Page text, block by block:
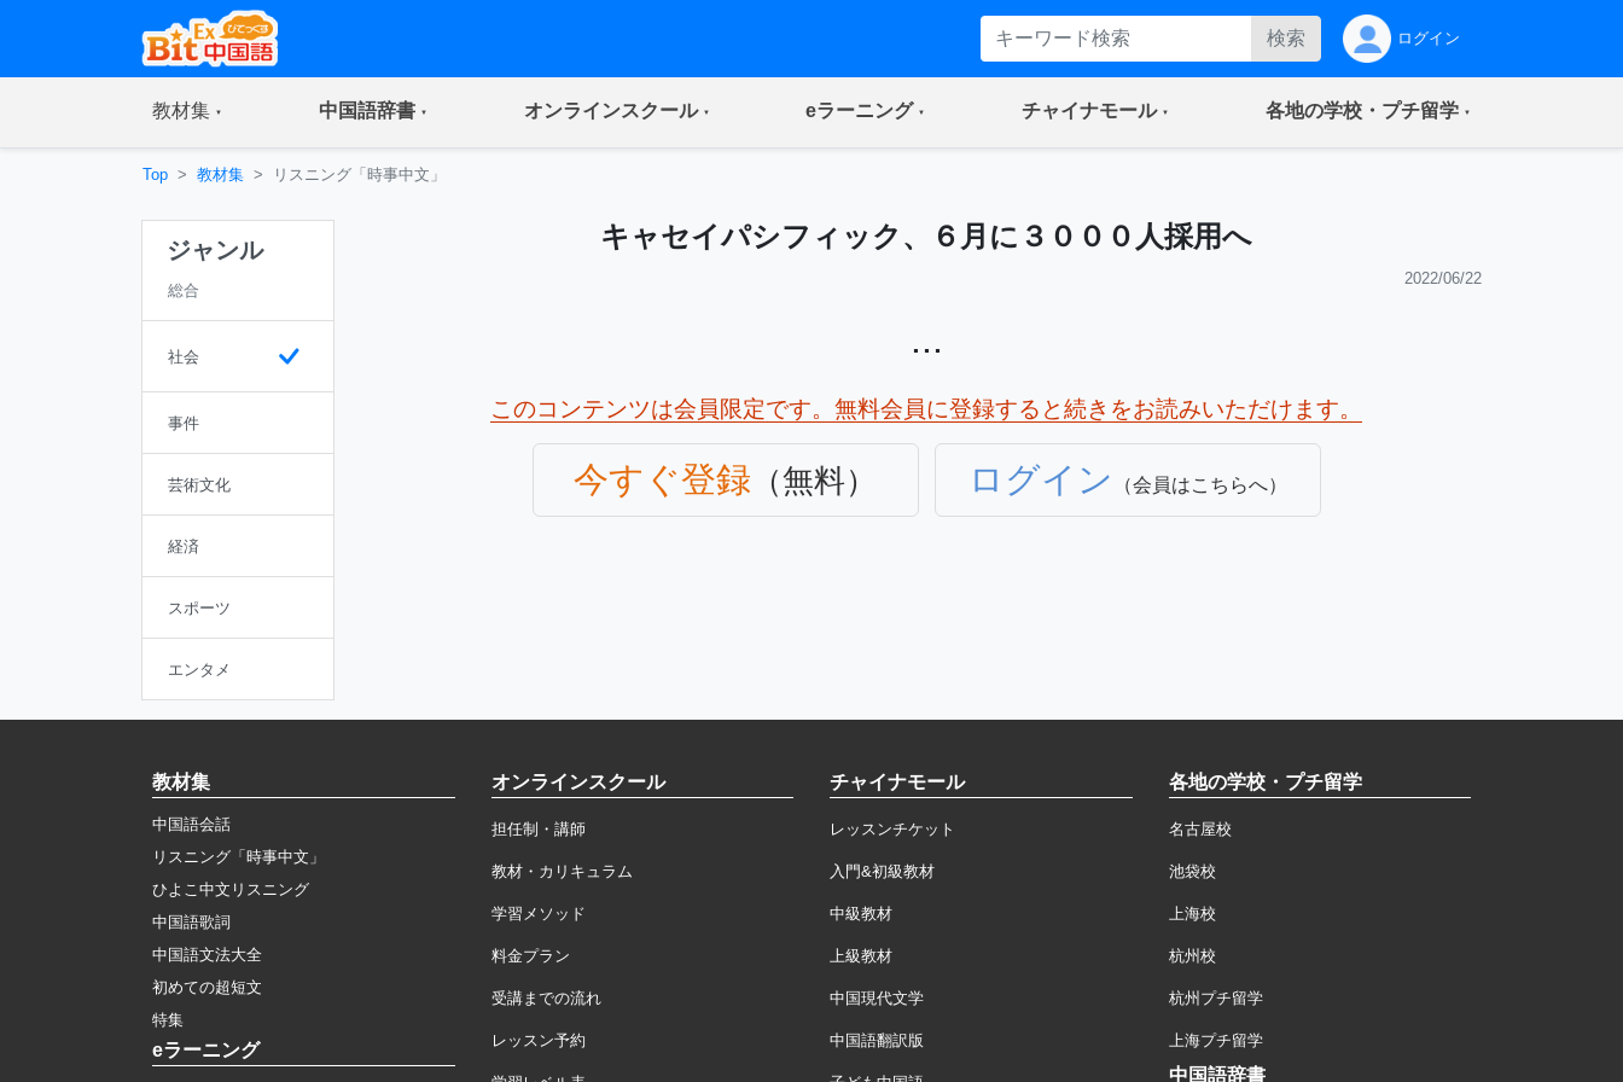
検索 ログイン
教材集(current) 中国語辞書(current) オンラインスクール(current) eラーニング(current) チャイナモール(current) 各地の学校・プチ留学(current)
Top 教材集 リスニング「時事中文」
ジャンル
総合
社会
事件
芸術文化
経済
スポーツ
エンタメ
キャセイパシフィック、６月に３０００人採用へ
2022/06/22
...
このコンテンツは会員限定です。無料会員に登録すると続きをお読みいただけます。
今すぐ登録 （無料） ログイン （会員はこちらへ）
教材集
中国語会話
リスニング「時事中文」
ひよこ中文リスニング
中国語歌詞
中国語文法大全
初めての超短文
特集
eラーニング
オンラインスクール
担任制・講師
教材・カリキュラム
学習メソッド
料金プラン
受講までの流れ
レッスン予約
チャイナモール
レッスンチケット
入門&初級教材
中級教材
上級教材
中国現代文学
中国語翻訳版
各地の学校・プチ留学
名古屋校
池袋校
上海校
杭州校
杭州プチ留学
上海プチ留学
中国語辞書